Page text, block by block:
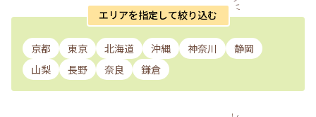
エリアを指定して絞り込む
京都 東京 北海道 沖縄 神奈川
静岡
山梨
長野 奈良 鎌倉